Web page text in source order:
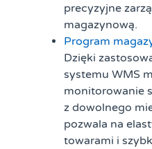
precyzyjne
magazynową.
Program
Dzięki
systemu WMS
monitorowanie
z dowolnego
pozwala na
towarami i